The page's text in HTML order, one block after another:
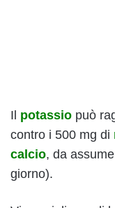
Il potassio può
contro i 500 mg di
calcio, da
giorno).